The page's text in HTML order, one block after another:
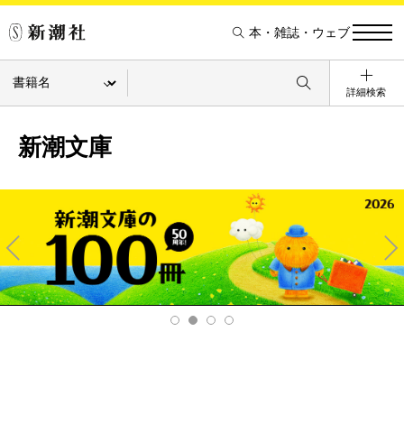
本・雑誌・ウェブ
詳細検索
新潮文庫
Pre
v
Ne
xt